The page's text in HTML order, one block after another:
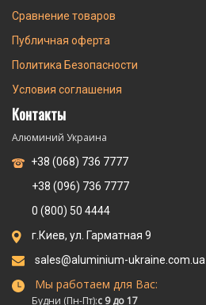
Сравнение товаров
Публичная оферта
Политика Безопасности
Условия соглашения
Контакты
Алюминий Украина
+38 (068) 736 7777
+38 (096) 736 7777
0 (800) 50 4444
г.Киев, ул. Гарматная 9
sales@aluminium-ukraine.com.ua
Мы работаем для Вас:
Будни (Пн-Пт):с 9 до 17